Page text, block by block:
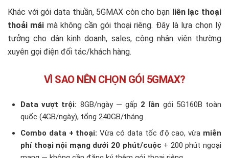
Khác với gói data thuần, 5GMAX còn cho bạn liên lạc thoại
thoải mái mà không cần gói thoại riêng. Đây là lựa chọn lý
tưởng cho dân kinh doanh, sales, công nhân viên thường
xuyên gọi điện đối tác/khách hàng.
VÌ SAO NÊN CHỌN GÓI 5GMAX?
Data vượt trội: 8GB/ngày — gấp 2 lần gói 5G160B toàn
quốc (4GB/ngày), tổng 240GB/tháng.
Combo data + thoại: Vừa có data tốc độ cao, vừa miễn
phí thoại nội mạng dưới 20 phút/cuộc + 200 phút ngoại